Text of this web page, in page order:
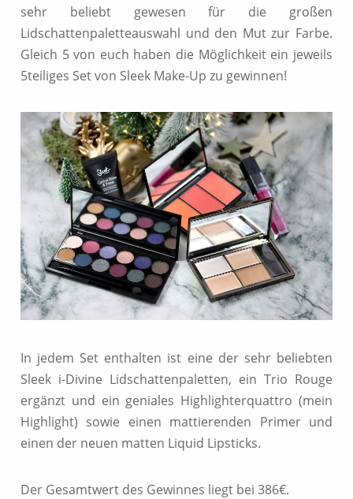
sehr beliebt gewesen für die großen
Lidschattenpaletteauswahl und den Mut zur Farbe.
Gleich 5 von euch haben die Möglichkeit ein jeweils
5teiliges Set von Sleek Make-Up zu gewinnen!
In jedem Set enthalten ist eine der sehr beliebten
Sleek i-Divine Lidschattenpaletten, ein Trio Rouge
ergänzt und ein geniales Highlighterquattro (mein
Highlight) sowie einen mattierenden Primer und
einen der neuen matten Liquid Lipsticks.
Der Gesamtwert des Gewinnes liegt bei 386€.